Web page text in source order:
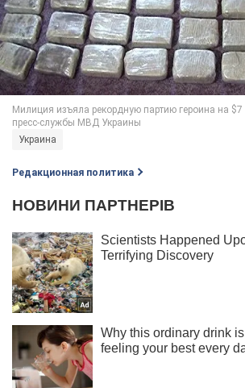
Украина
Редакционная политика